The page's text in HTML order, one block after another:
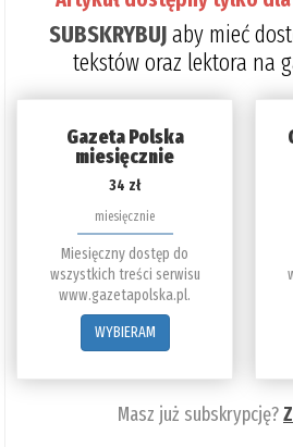
SUBSKRYBUJaby mieć
tekstów oraz lektora na
Gazeta Polska
miesięcznie
34 zł
miesięcznie
Miesięczny dostęp do
wszystkich treści serwisu
www.gazetapolska.pl.
WYBIERAM
Masz już subskrypcję?